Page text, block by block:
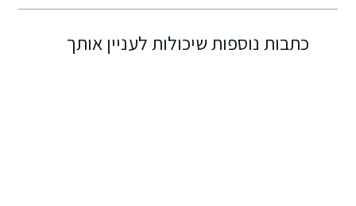
כתבות נוספות שיכולות לעניין אותך